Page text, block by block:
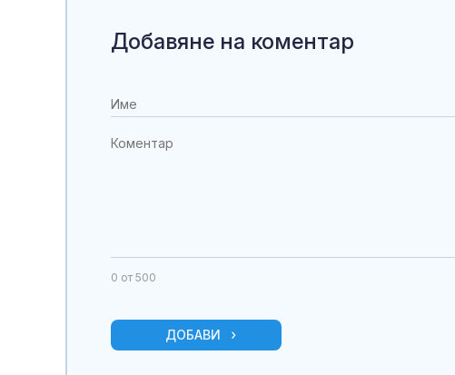
Добавяне на коментар
0 от 500
ДОБАВИ